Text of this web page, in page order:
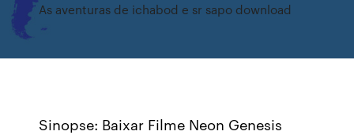
As aventuras de ichabod e sr sapo download
Sinopse: Baixar Filme Neon Genesis